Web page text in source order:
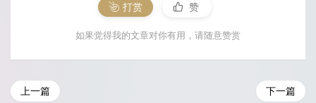
打赏 赞
如果觉得我的文章对你有用，请随意赞赏
下一篇
上一篇